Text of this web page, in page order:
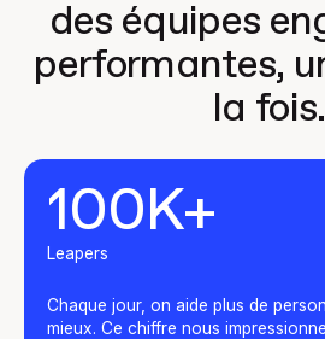
des équipes
performantes,
la fois.
100K+
Leapers
Chaque jour, on aide plus de
mieux. Ce chiffre nous